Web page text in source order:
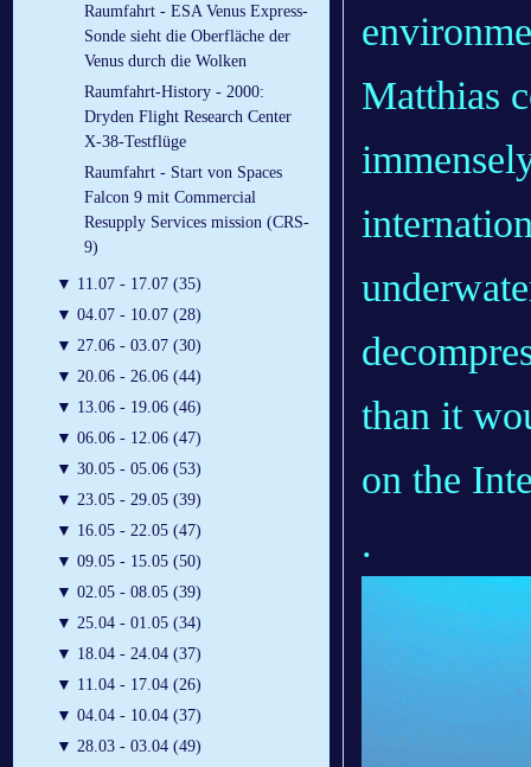
Raumfahrt - ESA Venus Express-
Sonde sieht die Oberfläche der
Venus durch die Wolken
Raumfahrt-History - 2000:
Dryden Flight Research Center
X-38-Testflüge
Raumfahrt - Start von Spaces
Falcon 9 mit Commercial
Resupply Services mission (CRS-
9)
▼ 11.07 - 17.07 (35)
▼ 04.07 - 10.07 (28)
▼ 27.06 - 03.07 (30)
▼ 20.06 - 26.06 (44)
▼ 13.06 - 19.06 (46)
▼ 06.06 - 12.06 (47)
▼ 30.05 - 05.06 (53)
▼ 23.05 - 29.05 (39)
▼ 16.05 - 22.05 (47)
▼ 09.05 - 15.05 (50)
▼ 02.05 - 08.05 (39)
▼ 25.04 - 01.05 (34)
▼ 18.04 - 24.04 (37)
▼ 11.04 - 17.04 (26)
▼ 04.04 - 10.04 (37)
▼ 28.03 - 03.04 (49)
Matthias
than it
on the
.